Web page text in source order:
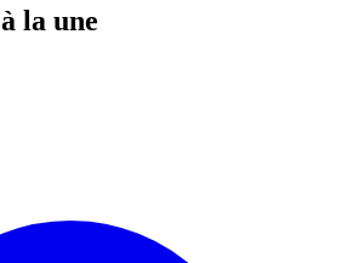
à la une